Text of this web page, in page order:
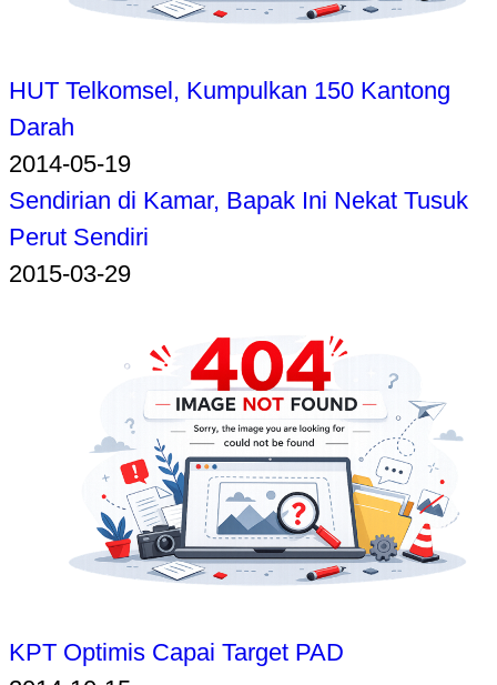
HUT Telkomsel, Kumpulkan 150 Kantong
Darah
2014-05-19
Sendirian di Kamar, Bapak Ini Nekat Tusuk
Perut Sendiri
2015-03-29
KPT Optimis Capai Target PAD